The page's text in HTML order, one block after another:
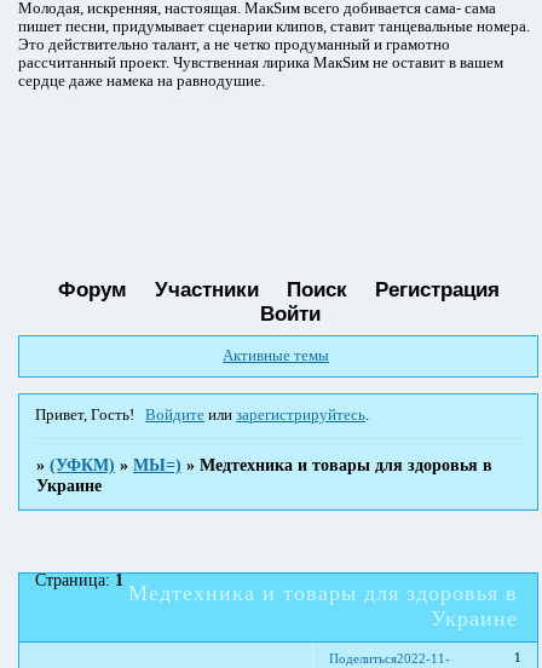
Молодая, искренняя, настоящая. МакSим всего добивается сама- сама
пишет песни, придумывает сценарии клипов, ставит танцевальные номера.
Это действительно талант, а не четко продуманный и грамотно
рассчитанный проект. Чувственная лирика МакSим не оставит в вашем
сердце даже намека на равнодушие.
Форум Участники Поиск
Регистрация
Войти
Активные темы
Привет, Гость! Войдите илизарегистрируйтесь
»(УФКМ) »МЫ=) »Медтехника и товары для здоровья в
Украине
Медтехника и товары для здоровья в
Украине
Страница:1
Поделиться 1
2022-11-